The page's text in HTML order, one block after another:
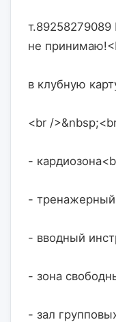
не
в клубную
<br /
-
-
- вводный
- зона
- зал